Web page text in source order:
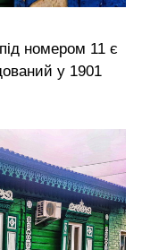
номером 11 є
у 1901